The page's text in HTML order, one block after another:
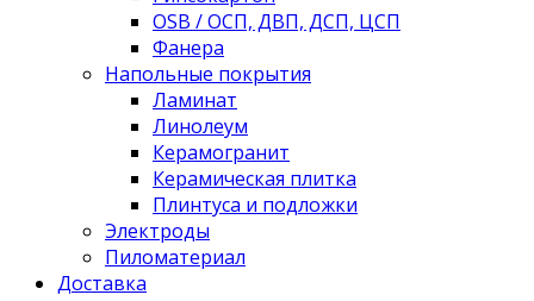
OSB / ОСП, ДВП, ДСП, ЦСП
Фанера
Напольные покрытия
Ламинат
Линолеум
Керамогранит
Керамическая плитка
Плинтуса и подложки
Электроды
Пиломатериал
Доставка